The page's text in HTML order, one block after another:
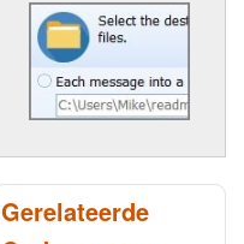
Gerelateerde